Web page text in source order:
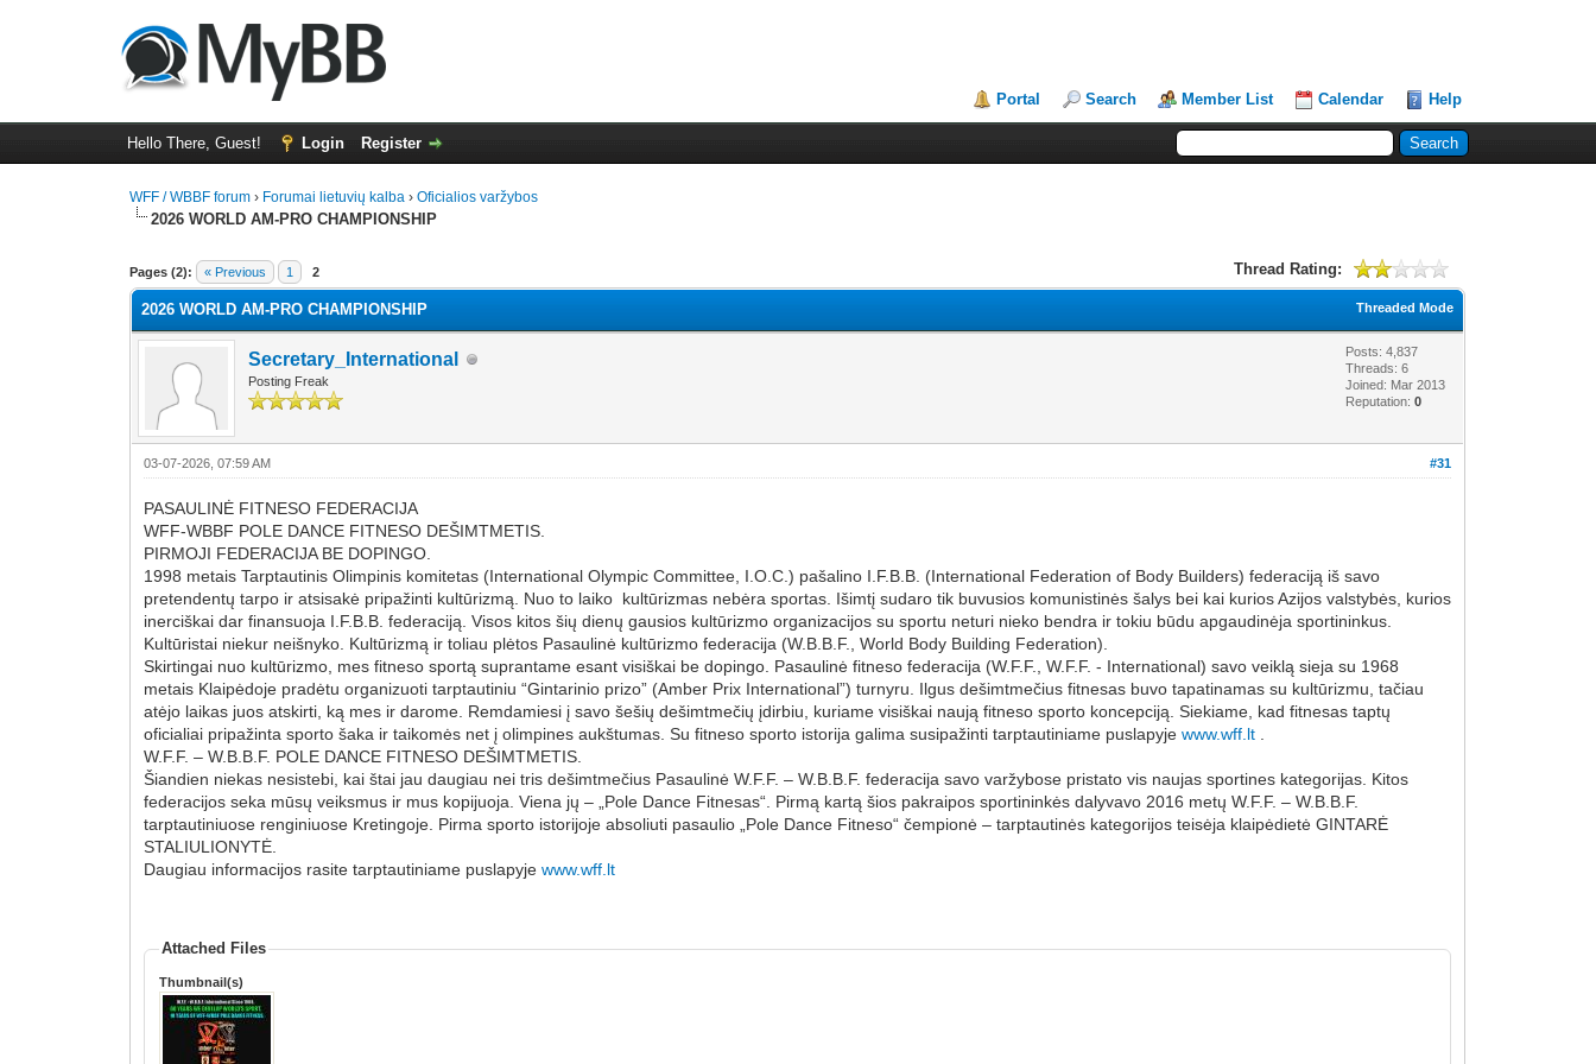
Portal Search Member List Calendar Help
Hello There, Guest! Login Register
WFF / WBBF forum › Forumai lietuvių kalba ›Oficialios varžybos
2026 WORLD AM-PRO CHAMPIONSHIP
Pages (2): « Previous 1 2 Thread Rating:
2 Vote(s) - 1.5 Average
1
2
3
4
5
Threaded Mode
2026 WORLD AM-PRO CHAMPIONSHIP
Secretary_International
Posting Freak
Posts: 4,837
Threads: 6
Joined: Mar 2013
Reputation:0
#31
03-07-2026, 07:59 AM
PASAULINĖ FITNESO FEDERACIJA
WFF-WBBF POLE DANCE FITNESO DEŠIMTMETIS.
PIRMOJI FEDERACIJA BE DOPINGO.
1998 metais Tarptautinis Olimpinis komitetas (International Olympic Committee, I.O.C.) pašalino I.F.B.B. (International Federation of Body Builders) federaciją iš savo
pretendentų tarpo ir atsisakė pripažinti kultūrizmą. Nuo to laiko kultūrizmas nebėra sportas. Išimtį sudaro tik buvusios komunistinės šalys bei kai kurios Azijos valstybės, kurios
inerciškai dar finansuoja I.F.B.B. federaciją. Visos kitos šių dienų gausios kultūrizmo organizacijos su sportu neturi nieko bendra ir tokiu būdu apgaudinėja sportininkus.
Kultūristai niekur neišnyko. Kultūrizmą ir toliau plėtos Pasaulinė kultūrizmo federacija (W.B.B.F., World Body Building Federation).
Skirtingai nuo kultūrizmo, mes fitneso sportą suprantame esant visiškai be dopingo. Pasaulinė fitneso federacija (W.F.F., W.F.F. - International) savo veiklą sieja su 1968
metais Klaipėdoje pradėtu organizuoti tarptautiniu “Gintarinio prizo” (Amber Prix International”) turnyru. Ilgus dešimtmečius fitnesas buvo tapatinamas su kultūrizmu, tačiau
atėjo laikas juos atskirti, ką mes ir darome. Remdamiesi į savo šešių dešimtmečių įdirbiu, kuriame visiškai naują fitneso sporto koncepciją. Siekiame, kad fitnesas taptų
oficialiai pripažinta sporto šaka ir taikomės net į olimpines aukštumas. Su fitneso sporto istorija galima susipažinti tarptautiniame puslapyjewww.wff.lt
W.F.F. – W.B.B.F. POLE DANCE FITNESO DEŠIMTMETIS.
Šiandien niekas nesistebi, kai štai jau daugiau nei tris dešimtmečius Pasaulinė W.F.F. – W.B.B.F. federacija savo varžybose pristato vis naujas sportines kategorijas. Kitos
federacijos seka mūsų veiksmus ir mus kopijuoja. Viena jų – „Pole Dance Fitnesas“. Pirmą kartą šios pakraipos sportininkės dalyvavo 2016 metų W.F.F. – W.B.B.F.
tarptautiniuose renginiuose Kretingoje. Pirma sporto istorijoje absoliuti pasaulio „Pole Dance Fitneso“ čempionė – tarptautinės kategorijos teisėja klaipėdietė GINTARĖ
STALIULIONYTĖ.
Daugiau informacijos rasite tarptautiniame puslapyjewww.wff.lt
Attached Files
Thumbnail(s)